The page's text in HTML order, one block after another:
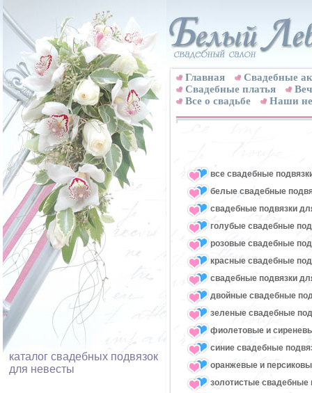
каталог свадебных подвязок
для невесты
Главная
Свадебные
Cвадебные платья
Все о свадьбе
Наши
все свадебные
белые свадебные
свадебные подвязки
голубые свадебные
розовые свадебные
красные свадебные
свадебные подвязки
двойные свадебные
зеленые свадебные
фиолетовые и
синие свадебные
оранжевые и
золотистые свадебные